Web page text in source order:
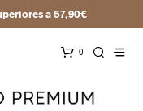
a 57,90€
0